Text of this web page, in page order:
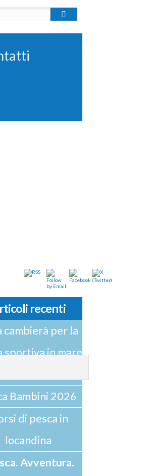
recenti
cambierà per la
sportiva in mare
Bambini 2026
di pesca in
locandina
Avventura.